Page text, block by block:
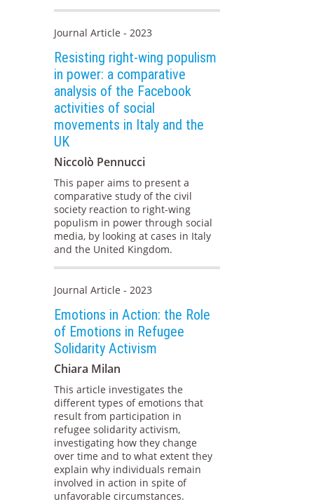
Journal Article - 2023
Resisting right-wing populism
in power: a comparative
analysis of the Facebook
activities of social
movements in Italy and the
UK
Niccolò Pennucci
This paper aims to present a
comparative study of the civil
society reaction to right-wing
populism in power through social
media, by looking at cases in Italy
and the United Kingdom.
Journal Article - 2023
Emotions in Action: the Role
of Emotions in Refugee
Solidarity Activism
Chiara Milan
This article investigates the
different types of emotions that
result from participation in
refugee solidarity activism,
investigating how they change
over time and to what extent they
explain why individuals remain
involved in action in spite of
unfavorable circumstances.